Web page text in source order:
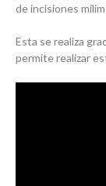
de incisiones
Esta se realiza
permite realizar